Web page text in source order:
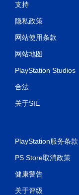
支持
隐私政策
网站使用条款
网站地图
PlayStation Studios
合法
关于SIE
PlayStation服务条款
PS Store取消政策
健康警告
关于评级